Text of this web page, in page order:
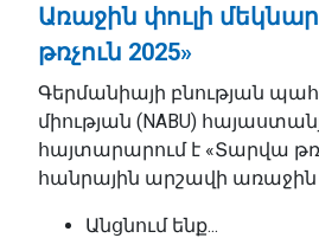
Առաջին փուլի
թռչուն 2025»
Գերմանիայի բնության
միության (NABU)
հայտարարում է «Տարվա
հանրային արշավի առաջին
Անցնում ենք...